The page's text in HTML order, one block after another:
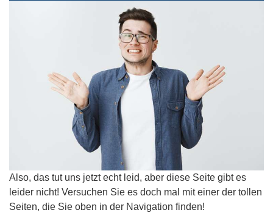
Also, das tut uns jetzt echt leid, aber diese Seite gibt es
leider nicht! Versuchen Sie es doch mal mit einer der tollen
Seiten, die Sie oben in der Navigation finden!